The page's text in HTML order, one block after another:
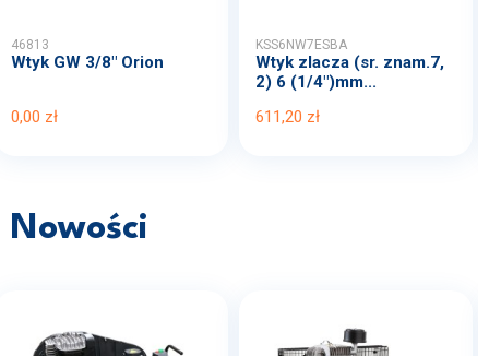
46813
Wtyk GW 3/8" Orion
0,00 zł
KSS6NW7ESBA
Wtyk zlacza (sr. znam.7,
2) 6 (1/4")mm...
611,20 zł
Nowości